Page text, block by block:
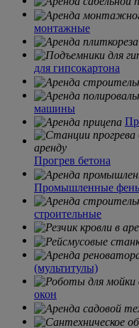
монтажные
для гипсокартона
машины
Прогрев бетона
Промышленные
строительные
(мультитулы)
окон